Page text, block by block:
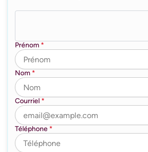
Prénom *
Nom *
Courriel *
Téléphone *